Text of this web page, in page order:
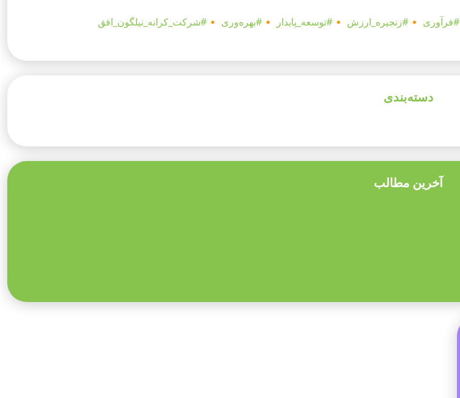
#فرآوری 🔸 #زنجیره_ارزش 🔸 #توسعه_پایدار 🔸 #بهره‌وری 🔸 #شرکت_کرانه_نیلگون_افق
دسته‌بندی
آخرین مطالب